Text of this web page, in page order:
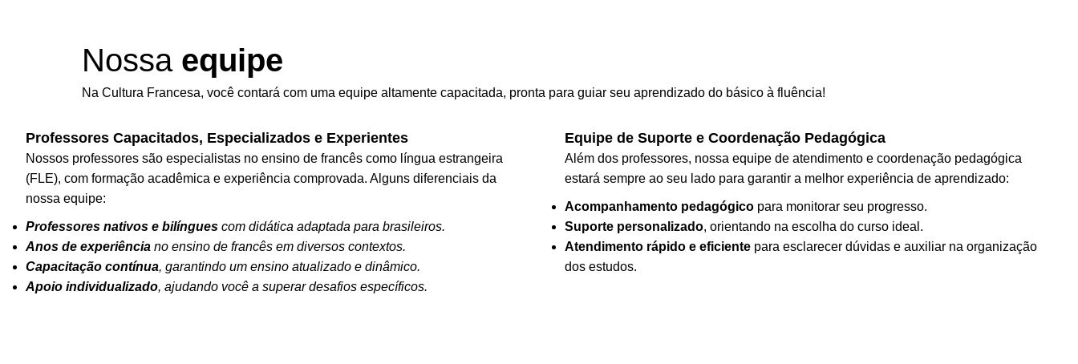
Nossa equipe
Na Cultura Francesa, você contará com uma equipe altamente capacitada, pronta para guiar seu aprendizado do básico à fluência!
Professores Capacitados, Especializados e Experientes
Nossos professores são especialistas no ensino de francês como língua estrangeira
(FLE), com formação acadêmica e experiência comprovada. Alguns diferenciais da
nossa equipe:
Professores nativos e bilíngues com didática adaptada para brasileiros.
Anos de experiência no ensino de francês em diversos contextos.
Capacitação contínua, garantindo um ensino atualizado e dinâmico.
Apoio individualizado, ajudando você a superar desafios específicos.
Equipe de Suporte e Coordenação Pedagógica
Além dos professores, nossa equipe de atendimento e coordenação pedagógica
estará sempre ao seu lado para garantir a melhor experiência de aprendizado:
Acompanhamento pedagógico para monitorar seu progresso.
Suporte personalizado, orientando na escolha do curso ideal.
Atendimento rápido e eficiente para esclarecer dúvidas e auxiliar na organização
dos estudos.